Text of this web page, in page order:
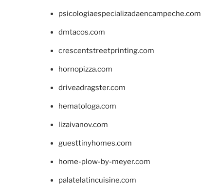
psicologiaespecializadaencampeche.com
dmtacos.com
crescentstreetprinting.com
hornopizza.com
driveadragster.com
hematologa.com
lizaivanov.com
guesttinyhomes.com
home-plow-by-meyer.com
palatelatincuisine.com